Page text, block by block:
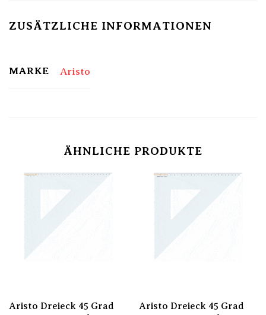
ZUSÄTZLICHE INFORMATIONEN
MARKE Aristo
ÄHNLICHE PRODUKTE
Aristo Dreieck 45 Grad
Aristo Dreieck 45 Grad